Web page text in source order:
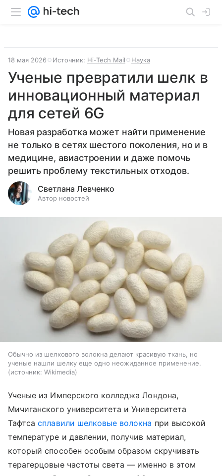
18 мая 2026 Источник: Hi-Tech Mail Наука
Ученые превратили шелк в
инновационный материал
для сетей 6G
Новая разработка может найти применение
не только в сетях шестого поколения, но и в
медицине, авиастроении и даже помочь
решить проблему текстильных отходов.
Светлана Левченко
Автор новостей
Обычно из шелкового волокна делают красивую ткань, но
ученые нашли шелку еще одно неожиданное применение.
источник: Wikimedia
Ученые из Имперского колледжа Лондона,
Мичиганского университета и Университета
Тафтсасплавили шелковые волокна при высокой
температуре и давлении, получив материал,
который способен особым образом скручивать
терагерцовые частоты света — именно в этом